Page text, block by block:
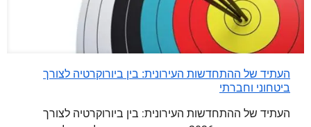
העתיד של ההתחדשות העירונית: בין ביורוקרטיה לצורך
ביטחוני וחברתי
העתיד של ההתחדשות העירונית: בין ביורוקרטיה לצורך